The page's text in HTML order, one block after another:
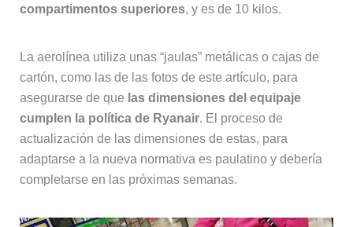
compartimentos superiores, y es de 10 kilos.
La aerolínea utiliza unas “jaulas” metálicas o cajas de
cartón, como las de las fotos de este artículo, para
asegurarse de que las dimensiones del equipaje
cumplen la política de Ryanair. El proceso de
actualización de las dimensiones de estas, para
adaptarse a la nueva normativa es paulatino y debería
completarse en las próximas semanas.